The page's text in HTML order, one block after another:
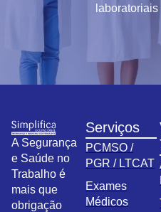
A Segurança
e Saúde no
Trabalho é
mais que
obrigação
Serviços
PCMSO /
PGR / LTCAT
Exames
Médicos